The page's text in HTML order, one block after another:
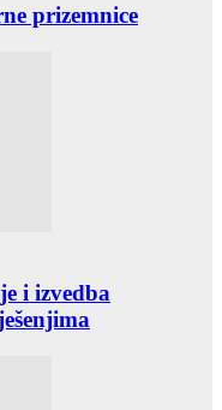
prizemnice
i izvedba